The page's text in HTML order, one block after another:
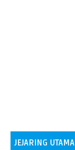
JEJARING UTAMA